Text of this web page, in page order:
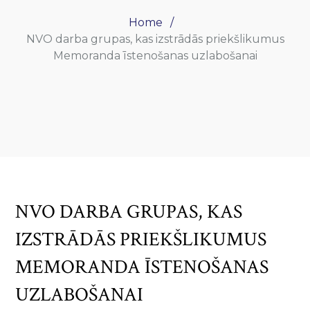
Home
NVO darba grupas, kas izstrādās priekšlikumus
Memoranda īstenošanas uzlabošanai
NVO DARBA GRUPAS, KAS
IZSTRĀDĀS PRIEKŠLIKUMUS
MEMORANDA ĪSTENOŠANAS
UZLABOŠANAI